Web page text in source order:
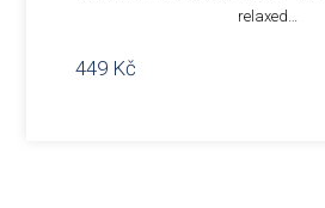
relaxed…
449Kč